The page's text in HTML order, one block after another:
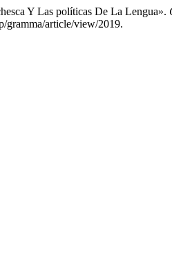
Y Las políticas De La Lengua».
gramma/article/view/2019.